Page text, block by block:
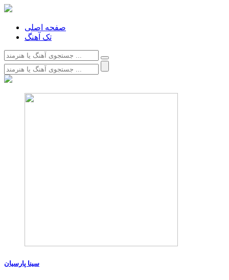
صفحه اصلی
تک آهنگ
سینا پارسیان